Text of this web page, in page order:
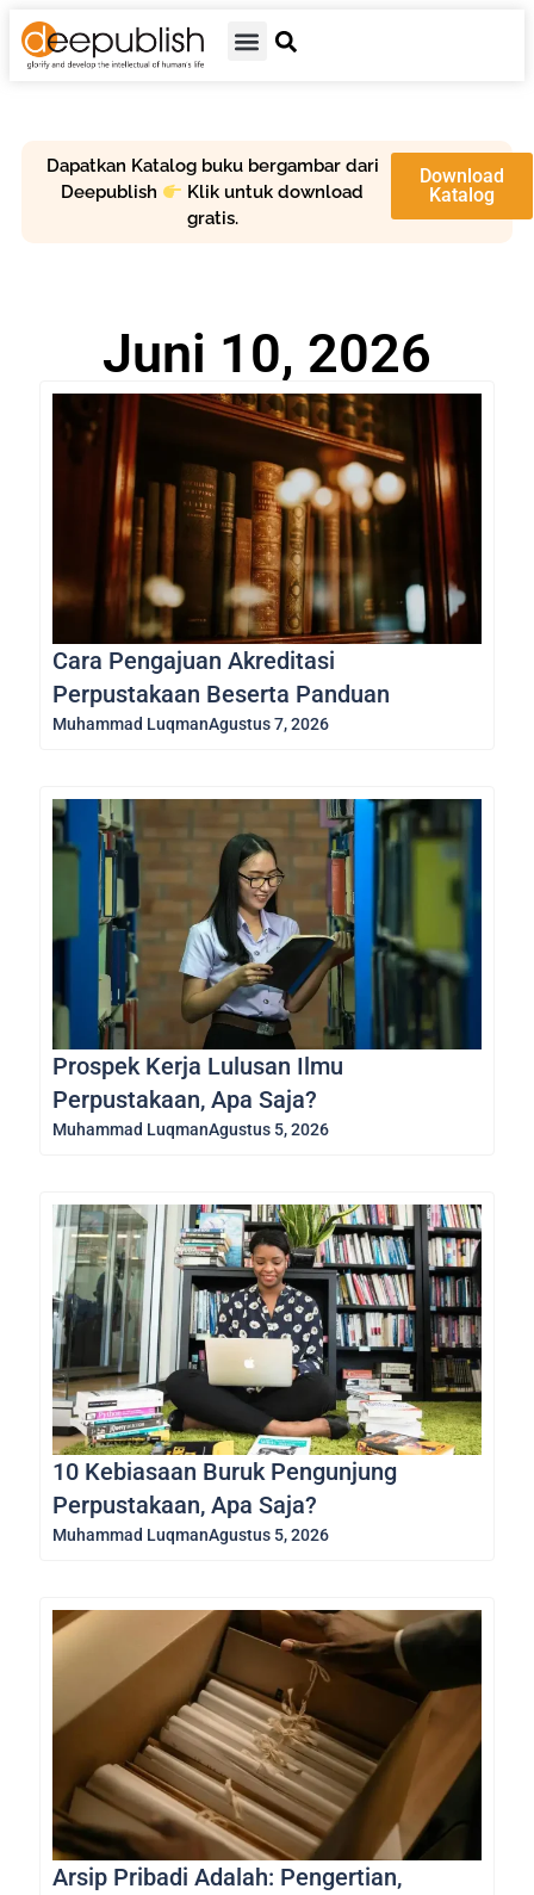
Dapatkan Katalog buku bergambar dari
Deepublish
Klik untuk download
gratis.
Download
Katalog
Juni 10, 2026
Cara Pengajuan Akreditasi
Perpustakaan Beserta Panduan
Muhammad LuqmanAgustus 7, 2026
Prospek Kerja Lulusan Ilmu
Perpustakaan, Apa Saja?
Muhammad LuqmanAgustus 5, 2026
10 Kebiasaan Buruk Pengunjung
Perpustakaan, Apa Saja?
Muhammad LuqmanAgustus 5, 2026
Arsip Pribadi Adalah: Pengertian,